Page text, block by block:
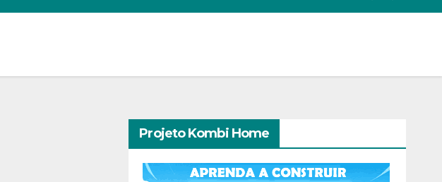
Projeto Kombi Home